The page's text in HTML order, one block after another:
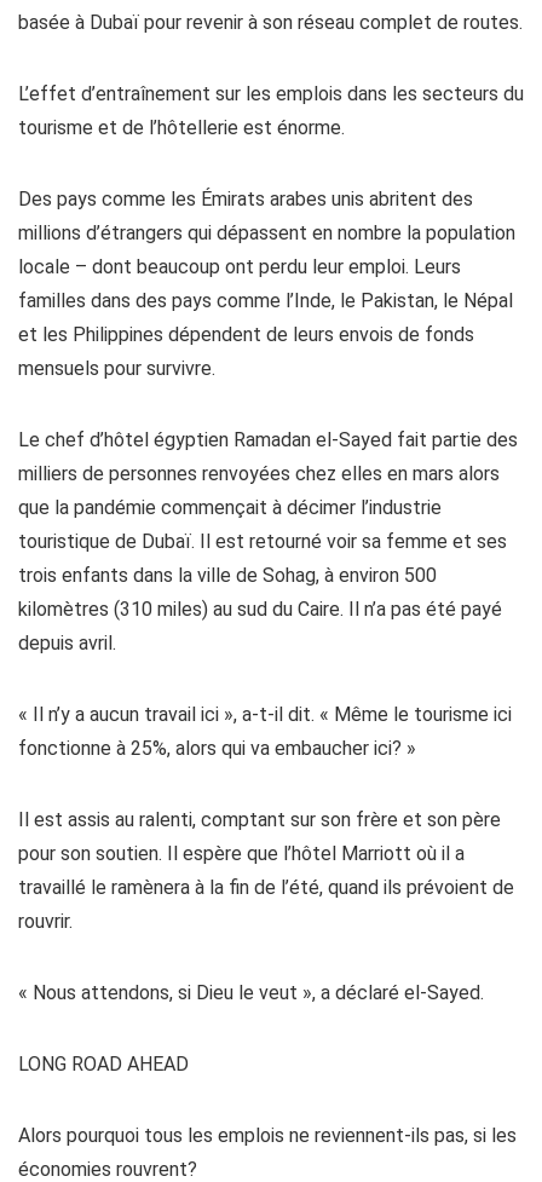
basée à Dubaï pour revenir à son réseau complet de routes.
L’effet d’entraînement sur les emplois dans les secteurs du
tourisme et de l’hôtellerie est énorme.
Des pays comme les Émirats arabes unis abritent des
millions d’étrangers qui dépassent en nombre la population
locale – dont beaucoup ont perdu leur emploi. Leurs
familles dans des pays comme l’Inde, le Pakistan, le Népal
et les Philippines dépendent de leurs envois de fonds
mensuels pour survivre.
Le chef d’hôtel égyptien Ramadan el-Sayed fait partie des
milliers de personnes renvoyées chez elles en mars alors
que la pandémie commençait à décimer l’industrie
touristique de Dubaï. Il est retourné voir sa femme et ses
trois enfants dans la ville de Sohag, à environ 500
kilomètres (310 miles) au sud du Caire. Il n’a pas été payé
depuis avril.
« Il n’y a aucun travail ici », a-t-il dit. « Même le tourisme ici
fonctionne à 25%, alors qui va embaucher ici? »
Il est assis au ralenti, comptant sur son frère et son père
pour son soutien. Il espère que l’hôtel Marriott où il a
travaillé le ramènera à la fin de l’été, quand ils prévoient de
rouvrir.
« Nous attendons, si Dieu le veut », a déclaré el-Sayed.
LONG ROAD AHEAD
Alors pourquoi tous les emplois ne reviennent-ils pas, si les
économies rouvrent?